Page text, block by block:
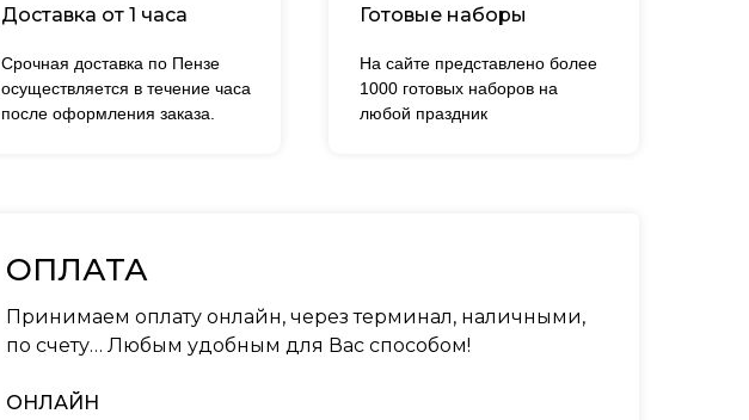
Срочная доставка по Пензе
осуществляется в течение часа
после оформления заказа.
Доставка от 1 часа
На сайте представлено более
1000 готовых наборов на
любой праздник
Готовые наборы
ОПЛАТА
Принимаем оплату онлайн, через терминал, наличными,
по счету… Любым удобным для Вас способом!
ОНЛАЙН